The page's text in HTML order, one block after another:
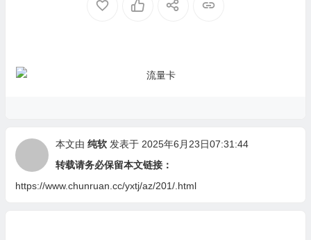
本文由 纯软发表于 2025年6月23日07:31:44
转载请务必保留本文链接：
https://www.chunruan.cc/yxtj/az/201/.html